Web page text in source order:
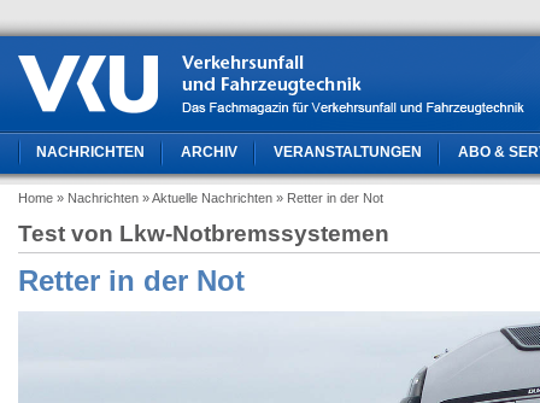
NACHRICHTEN ARCHIV VERANSTALTUNGEN ABO &
Home » Nachrichten » Aktuelle Nachrichten » Retter in der Not
Test von Lkw-Notbremssystemen
Retter in der Not